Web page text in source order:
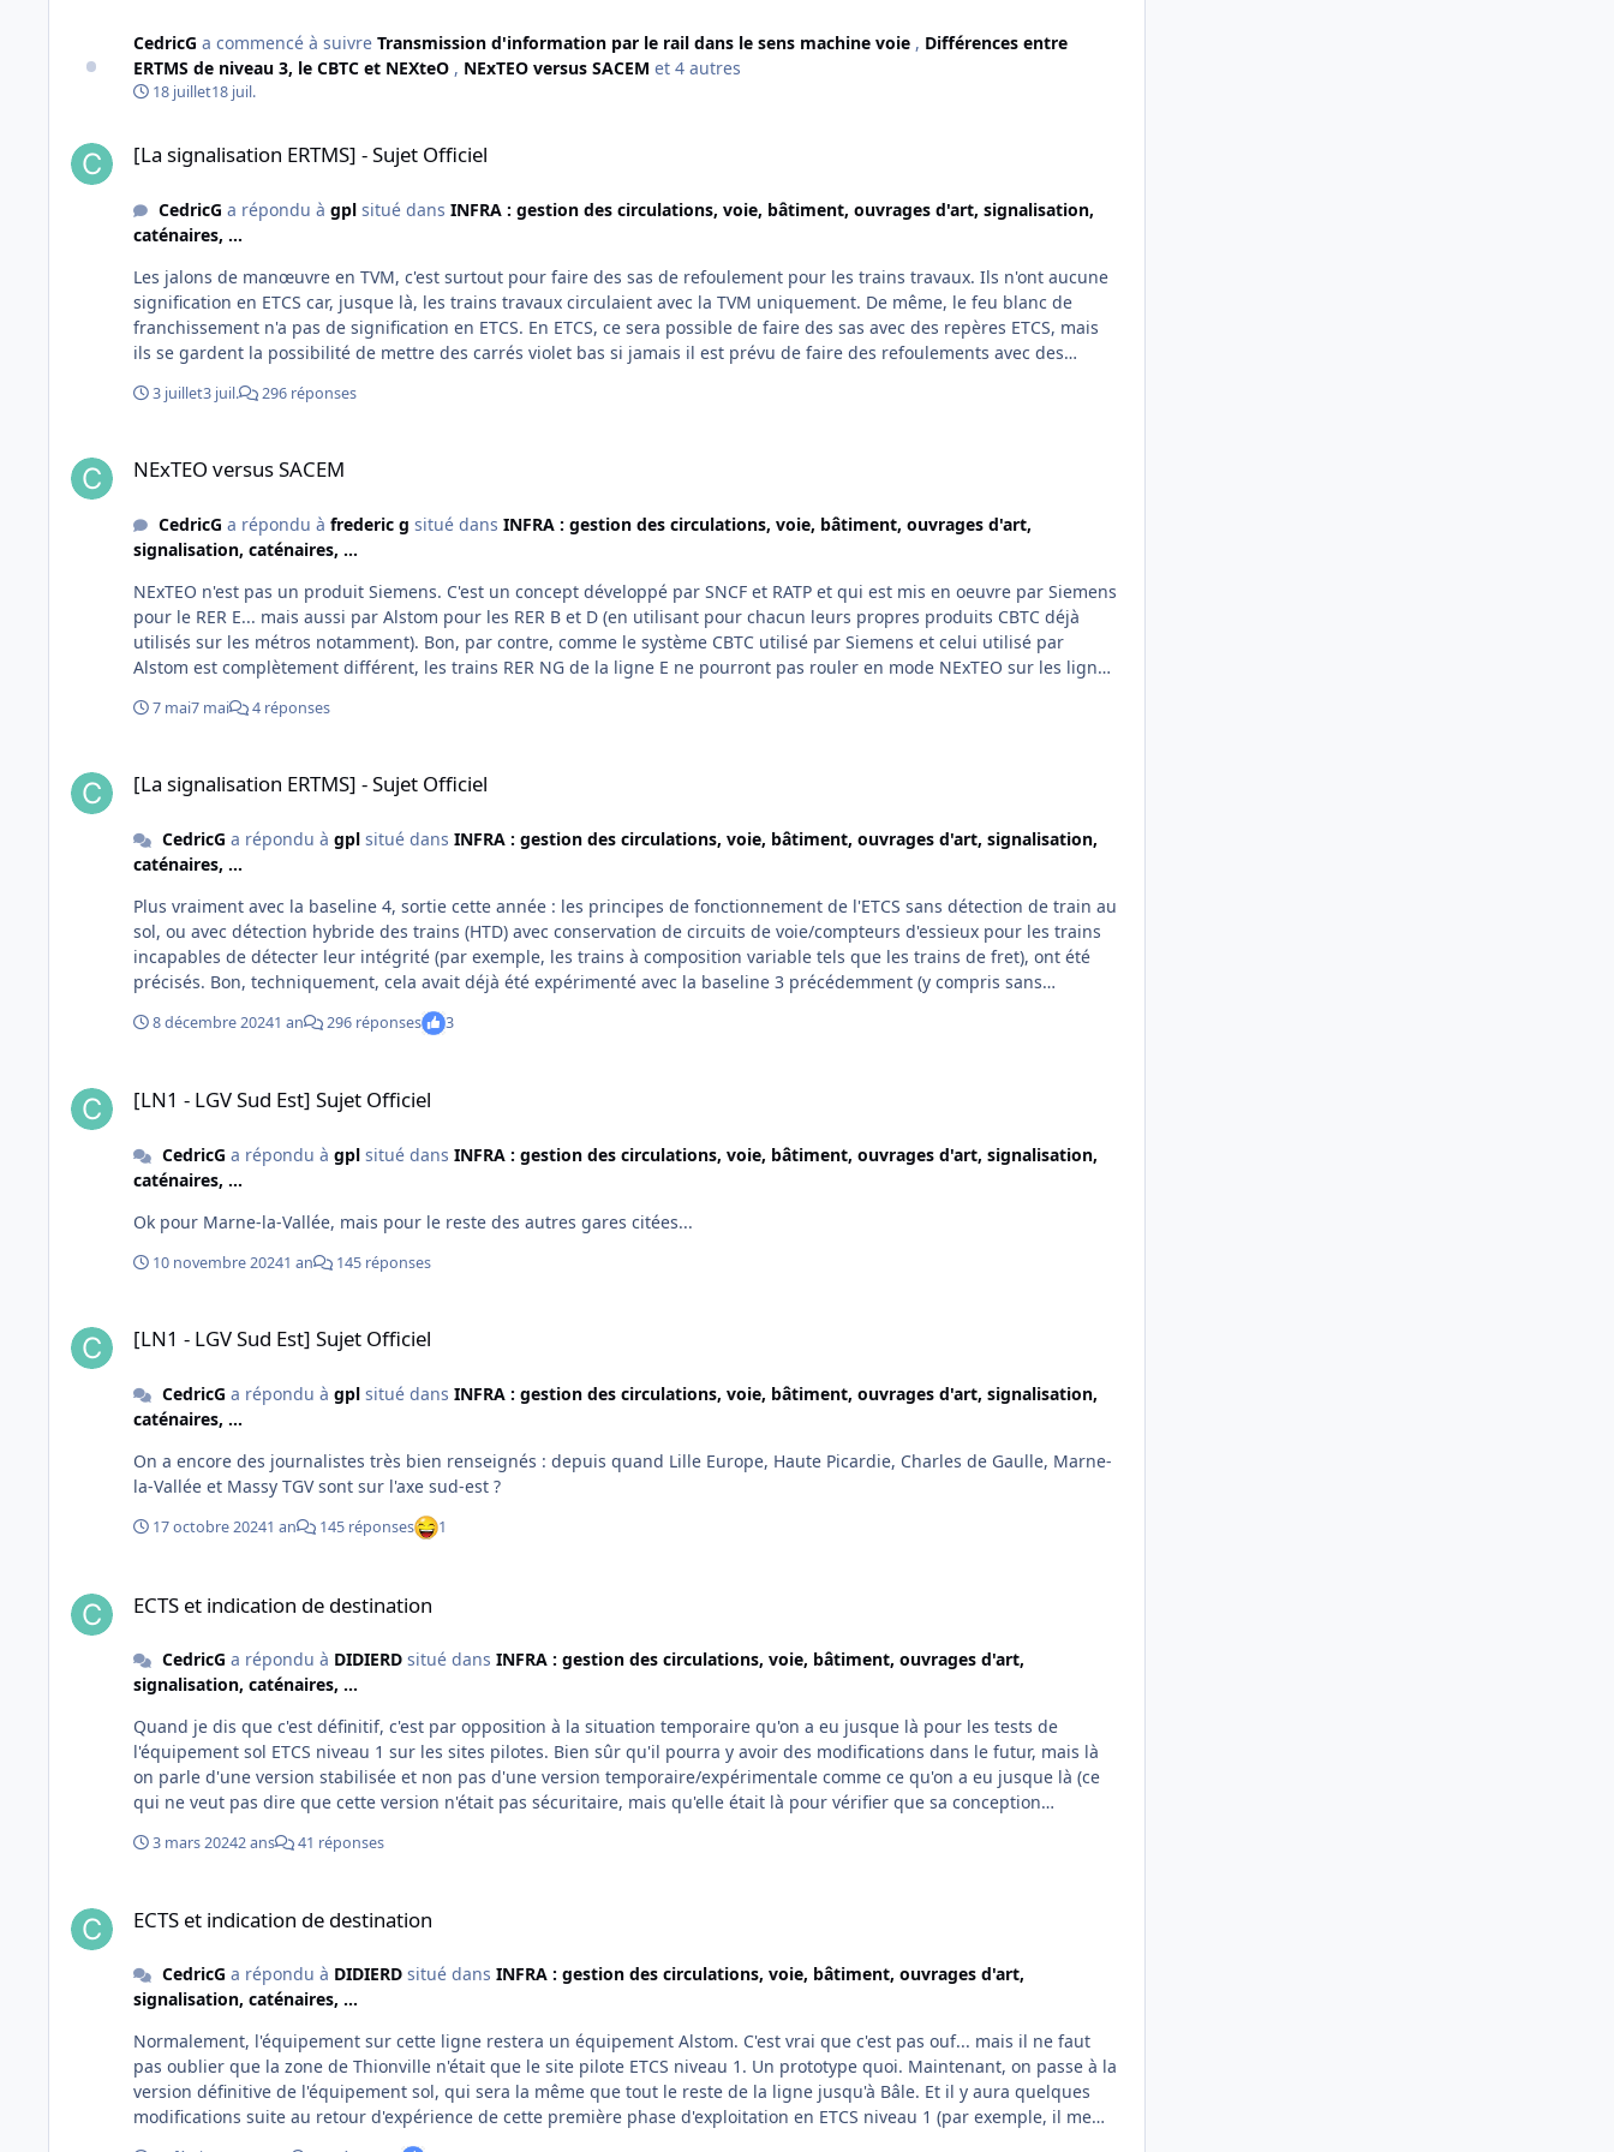
CedricG a commencé à suivre Transmission d'information par le rail dans le sens machine voie , Différences entre
ERTMS de niveau 3, le CBTC et NEXteO , NExTEO versus SACEM et 4 autres
18 juillet18 juil.
[La signalisation ERTMS] - Sujet Officiel
CedricG a répondu à gplsitué dans INFRA : gestion des circulations, voie, bâtiment, ouvrages d'art, signalisation,
caténaires, ...
Les jalons de manœuvre en TVM, c'est surtout pour faire des sas de refoulement pour les trains travaux. Ils n'ont aucune
signification en ETCS car, jusque là, les trains travaux circulaient avec la TVM uniquement. De même, le feu blanc de
franchissement n'a pas de signification en ETCS. En ETCS, ce sera possible de faire des sas avec des repères ETCS, mais
ils se gardent la possibilité de mettre des carrés violet bas si jamais il est prévu de faire des refoulements avec des
3 juillet3 juil. 296 réponses
NExTEO versus SACEM
CedricG a répondu à frederic g situé dans INFRA : gestion des circulations, voie, bâtiment, ouvrages d'art,
signalisation, caténaires, ...
NExTEO n'est pas un produit Siemens. C'est un concept développé par SNCF et RATP et qui est mis en oeuvre par Siemens
pour le RER E... mais aussi par Alstom pour les RER B et D (en utilisant pour chacun leurs propres produits CBTC déjà
utilisés sur les métros notamment). Bon, par contre, comme le système CBTC utilisé par Siemens et celui utilisé par
Alstom est complètement différent, les trains RER NG de la ligne E ne pourront pas rouler en mode NExTEO sur les lignes
7 mai7 mai 4 réponses
[La signalisation ERTMS] - Sujet Officiel
CedricG a répondu à gplsitué dans INFRA : gestion des circulations, voie, bâtiment, ouvrages d'art, signalisation,
caténaires, ...
Plus vraiment avec la baseline 4, sortie cette année : les principes de fonctionnement de l'ETCS sans détection de train au
sol, ou avec détection hybride des trains (HTD) avec conservation de circuits de voie/compteurs d'essieux pour les trains
incapables de détecter leur intégrité (par exemple, les trains à composition variable tels que les trains de fret), ont été
précisés. Bon, techniquement, cela avait déjà été expérimenté avec la baseline 3 précédemment (y compris sans
détection de trains au sol). Et le HTD, on est en train de le déployer sur Marseille-Vintimille et sur la LGV Sud Est avec la
baseline 3. A noter, avec la baseline 4, le niveau 3 a disparu : d'un point de vue conducteur, il n'y a aucune différence
8 décembre 20241 an 296 réponses 3
[LN1 - LGV Sud Est] Sujet Officiel
CedricG a répondu à gplsitué dans INFRA : gestion des circulations, voie, bâtiment, ouvrages d'art, signalisation,
caténaires, ...
Ok pour Marne-la-Vallée, mais pour le reste des autres gares citées...
10 novembre 20241 an 145 réponses
[LN1 - LGV Sud Est] Sujet Officiel
CedricG a répondu à gplsitué dans INFRA : gestion des circulations, voie, bâtiment, ouvrages d'art, signalisation,
caténaires, ...
On a encore des journalistes très bien renseignés : depuis quand Lille Europe, Haute Picardie, Charles de Gaulle, Marne-
la-Vallée et Massy TGV sont sur l'axe sud-est ?
17 octobre 20241 an 145 réponses 1
ECTS et indication de destination
CedricG a répondu à DIDIERDsitué dans INFRA : gestion des circulations, voie, bâtiment, ouvrages d'art,
signalisation, caténaires, ...
Quand je dis que c'est définitif, c'est par opposition à la situation temporaire qu'on a eu jusque là pour les tests de
l'équipement sol ETCS niveau 1 sur les sites pilotes. Bien sûr qu'il pourra y avoir des modifications dans le futur, mais là
on parle d'une version stabilisée et non pas d'une version temporaire/expérimentale comme ce qu'on a eu jusque là (ce
qui ne veut pas dire que cette version n'était pas sécuritaire, mais qu'elle était là pour vérifier que sa conception
3 mars 20242 ans 41 réponses
ECTS et indication de destination
CedricG a répondu à DIDIERDsitué dans INFRA : gestion des circulations, voie, bâtiment, ouvrages d'art,
signalisation, caténaires, ...
Normalement, l'équipement sur cette ligne restera un équipement Alstom. C'est vrai que c'est pas ouf... mais il ne faut
pas oublier que la zone de Thionville n'était que le site pilote ETCS niveau 1. Un prototype quoi. Maintenant, on passe à la
version définitive de l'équipement sol, qui sera la même que tout le reste de la ligne jusqu'à Bâle. Et il y aura quelques
modifications suite au retour d'expérience de cette première phase d'exploitation en ETCS niveau 1 (par exemple, il me
semble que les messages texte de destination avec le nom complet de la gare vont désormais ne mettre que le